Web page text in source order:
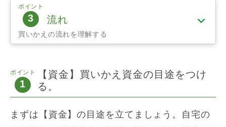
ポイント
3 流れ
買いかえの流れを理解する
ポイント
1
【資金】買いかえ資金の目途をつけ
る。
まずは【資金】の目途を立てましょう。 自宅の